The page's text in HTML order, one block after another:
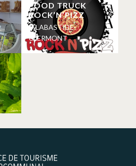
FOOD TRUCK
ROCK’N’PIZZ
LABASTIDE-
CLERMONT